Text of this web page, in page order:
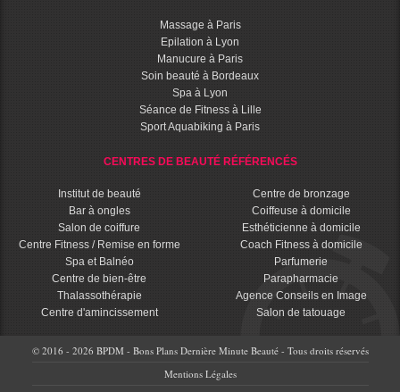
Massage à Paris
Epilation à Lyon
Manucure à Paris
Soin beauté à Bordeaux
Spa à Lyon
Séance de Fitness à Lille
Sport Aquabiking à Paris
CENTRES DE BEAUTÉ RÉFÉRENCÉS
Institut de beauté
Bar à ongles
Salon de coiffure
Centre Fitness / Remise en forme
Spa et Balnéo
Centre de bien-être
Thalassothérapie
Centre d'amincissement
Centre de bronzage
Coiffeuse à domicile
Esthéticienne à domicile
Coach Fitness à domicile
Parfumerie
Parapharmacie
Agence Conseils en Image
Salon de tatouage
© 2016 - 2026 BPDM - Bons Plans Dernière Minute Beauté - Tous droits réservés
Mentions Légales